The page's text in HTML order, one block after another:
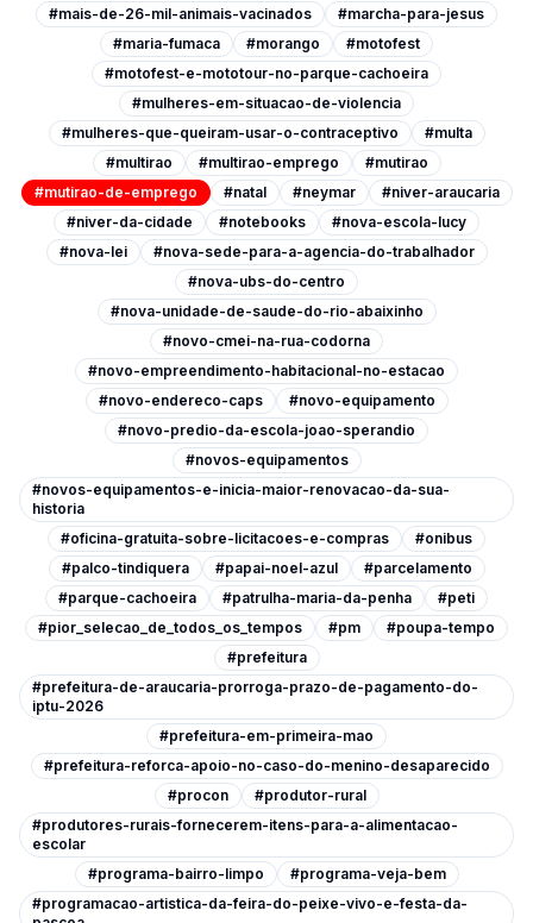
#mais-de-26-mil-animais-vacinados
#marcha-para-jesus
#maria-fumaca
#morango
#motofest
#motofest-e-mototour-no-parque-cachoeira
#mulheres-em-situacao-de-violencia
#mulheres-que-queiram-usar-o-contraceptivo
#multa
#multirao
#multirao-emprego
#mutirao
#mutirao-de-emprego
#natal #neymar
#niver-araucaria
#niver-da-cidade
#notebooks
#nova-escola-lucy
#nova-lei
#nova-sede-para-a-agencia-do-trabalhador
#nova-ubs-do-centro
#nova-unidade-de-saude-do-rio-abaixinho
#novo-cmei-na-rua-codorna
#novo-empreendimento-habitacional-no-estacao
#novo-endereco-caps
#novo-equipamento
#novo-predio-da-escola-joao-sperandio
#novos-equipamentos
#novos-equipamentos-e-inicia-maior-renovacao-da-sua-
historia
#oficina-gratuita-sobre-licitacoes-e-compras
#onibus
#palco-tindiquera
#papai-noel-azul
#parcelamento
#parque-cachoeira
#patrulha-maria-da-penha
#peti
#pior_selecao_de_todos_os_tempos
#pm
#poupa-tempo
#prefeitura
#prefeitura-de-araucaria-prorroga-prazo-de-pagamento-do-
iptu-2026
#prefeitura-em-primeira-mao
#prefeitura-reforca-apoio-no-caso-do-menino-desaparecido
#procon
#produtor-rural
#produtores-rurais-fornecerem-itens-para-a-alimentacao-
escolar
#programa-bairro-limpo
#programa-veja-bem
#programacao-artistica-da-feira-do-peixe-vivo-e-festa-da-